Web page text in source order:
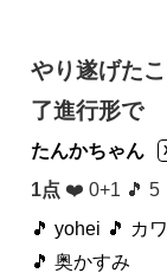
やり遂げた
了進行形で
たんかちゃん
1点 ❤️ 0+1 🎵 5
🎵 yohei 🎵 カ
🎵 奥かすみ